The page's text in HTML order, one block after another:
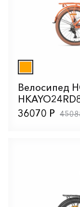
Велосипед
36070 Р